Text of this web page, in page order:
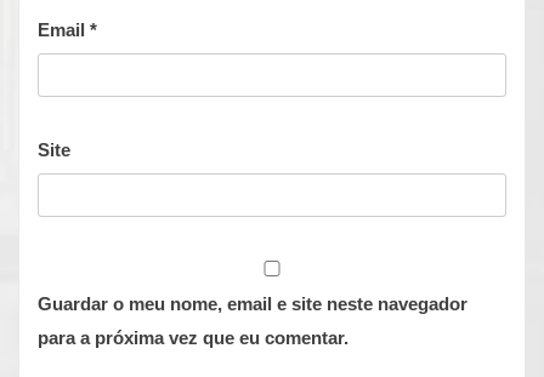
Email *
Site
Guardar o meu nome, email e site neste navegador
para a próxima vez que eu comentar.